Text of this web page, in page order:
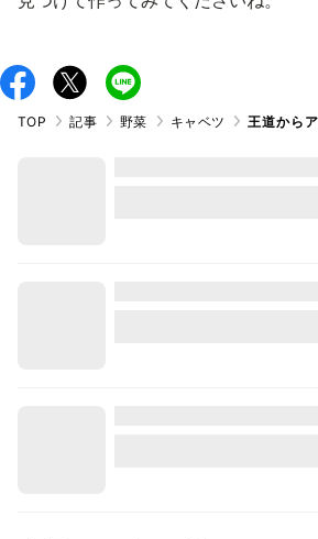
TOP 記事 野菜 キャベツ 王道から